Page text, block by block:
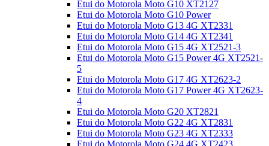
Etui do Motorola Moto G10 XT2127
Etui do Motorola Moto G10 Power
Etui do Motorola Moto G13 4G XT2331
Etui do Motorola Moto G14 4G XT2341
Etui do Motorola Moto G15 4G XT2521-3
Etui do Motorola Moto G15 Power 4G XT2521-
5
Etui do Motorola Moto G17 4G XT2623-2
Etui do Motorola Moto G17 Power 4G XT2623-
4
Etui do Motorola Moto G20 XT2821
Etui do Motorola Moto G22 4G XT2831
Etui do Motorola Moto G23 4G XT2333
Etui do Motorola Moto G24 4G XT2423